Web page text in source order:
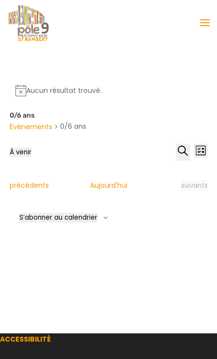
Aucun résultat trouvé.
0/6 ans
Évènements 0/6 ans
de
de
Liste
À venir
date.
Évènements
précédents Aujourd'hui suivants
S’abonner au calendrier
ACCESSIBILITÉ